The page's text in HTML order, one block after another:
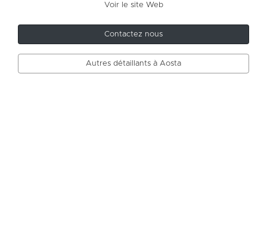
Voir le site Web
Contactez nous
Autres détaillants à Aosta